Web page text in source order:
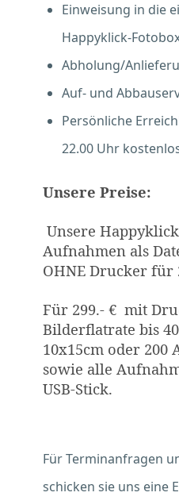
Einweisung in die
Happyklick-
Abholung/
Auf- und
Persönliche
22.00 Uhr
Unsere Preise:
Unsere
Aufnahmen als
OHNE Drucker für
Für 299.- € mit
Bilderflatrate bis
10x15cm oder 200
sowie alle
USB-Stick.
Für Terminanfragen
schicken sie uns eine